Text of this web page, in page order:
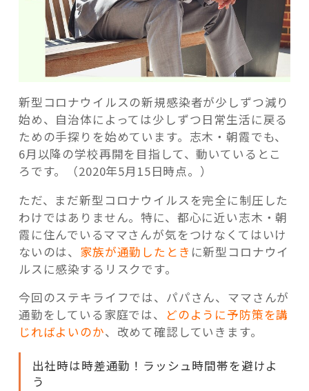
新型コロナウイルスの新規感染者が少しずつ減り
始め、自治体によっては少しずつ日常生活に戻る
ための手探りを始めています。志木・朝霞でも、
6月以降の学校再開を目指して、動いているとこ
ろです。（2020年5月15日時点。）
ただ、まだ新型コロナウイルスを完全に制圧した
わけではありません。特に、都心に近い志木・朝
霞に住んでいるママさんが気をつけなくてはいけ
ないのは、 家族が通勤したとき に新型コロナウイ
ルスに感染するリスクです。
今回のステキライフでは、パパさん、ママさんが
通勤をしている家庭では、
どのように予防策を講
じればよいのか、改めて確認していきます。
出社時は時差通勤！ラッシュ時間帯を避けよ
う